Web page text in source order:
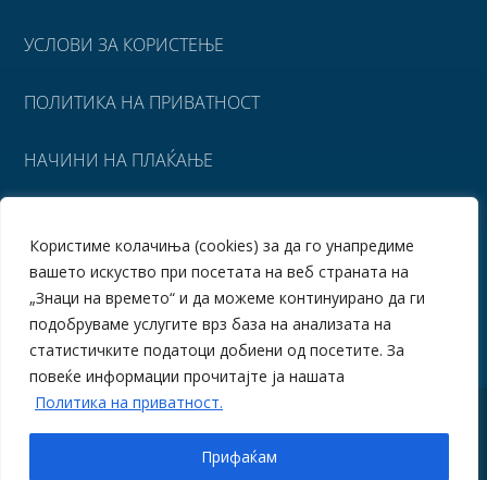
Користиме колачиња (cookies) за да го унапредиме
вашето искуство при посетата на веб страната на
„Знаци на времето“ и да можеме континуирано да ги
подобруваме услугите врз база на анализата на
статистичките податоци добиени од посетите. За
повеќе информации прочитајте ја нашата
Политика на приватност.
Прифаќам
УСЛОВИ ЗА КОРИСТЕЊЕ
ПОЛИТИКА НА ПРИВАТНОСТ
НАЧИНИ НА ПЛАЌАЊЕ
ПОВРАТ НА СРЕДСТВА
© Знаци на времето